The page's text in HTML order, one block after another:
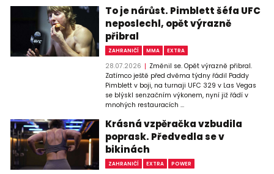
To je nárůst. Pimblett šéfa UFC
neposlechl, opět výrazně
přibral
ZAHRANIČÍ MMA EXTRA
28.07.2026
Změnil se. Opět výrazně přibral.
Zatímco ještě před dvěma týdny řádil Paddy
Pimblett v boji, na turnaji UFC 329 v Las Vegas
se blýskl senzačním výkonem, nyní již řádí v
mnohých restauracích ...
Krásná vzpěračka vzbudila
poprask. Předvedla se v
bikinách
ZAHRANIČÍ EXTRA POWER